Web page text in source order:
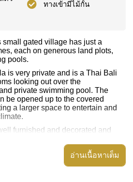
ทางเข้ามีไม้กั้น
small gated village has just a
each on generous land plots,
pools.
is very private and is a Thai Bali
looking out over the
private swimming pool. The
be opened up to the covered
a larger space to entertain and
furnished and decorated and
practical work surface space
อ่านเนื้อหาเต็ม